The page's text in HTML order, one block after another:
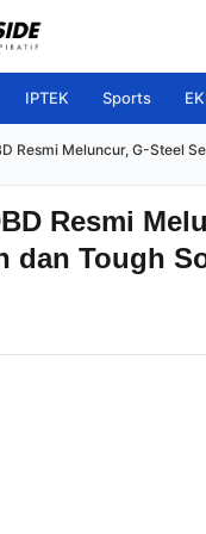
IPTEK Sports
Resmi Meluncur, G-Steel
Resmi
dan Tough